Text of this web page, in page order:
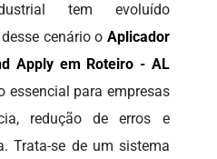
tem evoluído
cenário o Aplicador
Apply em Roteiro - AL
essencial para empresas
redução de erros e
Trata-se de um sistema